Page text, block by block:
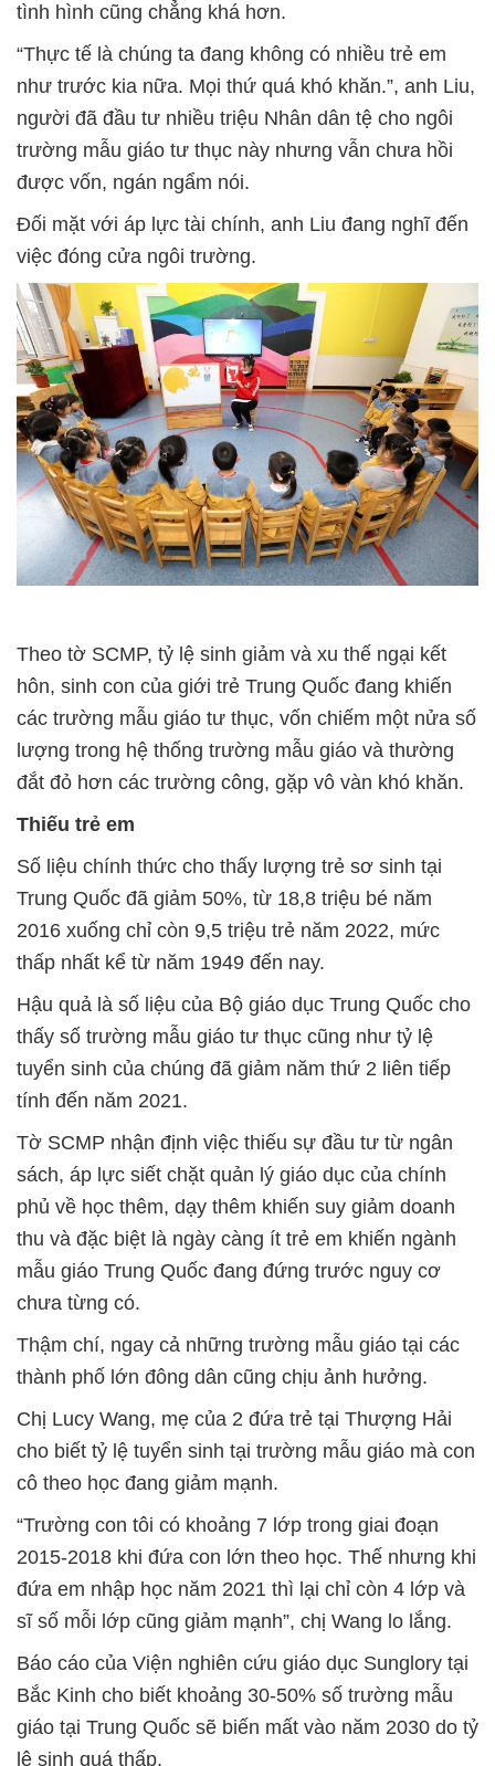
tình hình cũng chẳng khá hơn.
“Thực tế là chúng ta đang không có nhiều trẻ em
như trước kia nữa. Mọi thứ quá khó khăn.”, anh Liu,
người đã đầu tư nhiều triệu Nhân dân tệ cho ngôi
trường mẫu giáo tư thục này nhưng vẫn chưa hồi
được vốn, ngán ngẩm nói.
Đối mặt với áp lực tài chính, anh Liu đang nghĩ đến
việc đóng cửa ngôi trường.
Theo tờ SCMP, tỷ lệ sinh giảm và xu thế ngại kết
hôn, sinh con của giới trẻ Trung Quốc đang khiến
các trường mẫu giáo tư thục, vốn chiếm một nửa số
lượng trong hệ thống trường mẫu giáo và thường
đắt đỏ hơn các trường công, gặp vô vàn khó khăn.
Thiếu trẻ em
Số liệu chính thức cho thấy lượng trẻ sơ sinh tại
Trung Quốc đã giảm 50%, từ 18,8 triệu bé năm
2016 xuống chỉ còn 9,5 triệu trẻ năm 2022, mức
thấp nhất kể từ năm 1949 đến nay.
Hậu quả là số liệu của Bộ giáo dục Trung Quốc cho
thấy số trường mẫu giáo tư thục cũng như tỷ lệ
tuyển sinh của chúng đã giảm năm thứ 2 liên tiếp
tính đến năm 2021.
Tờ SCMP nhận định việc thiếu sự đầu tư từ ngân
sách, áp lực siết chặt quản lý giáo dục của chính
phủ về học thêm, dạy thêm khiến suy giảm doanh
thu và đặc biệt là ngày càng ít trẻ em khiến ngành
mẫu giáo Trung Quốc đang đứng trước nguy cơ
chưa từng có.
Thậm chí, ngay cả những trường mẫu giáo tại các
thành phố lớn đông dân cũng chịu ảnh hưởng.
Chị Lucy Wang, mẹ của 2 đứa trẻ tại Thượng Hải
cho biết tỷ lệ tuyển sinh tại trường mẫu giáo mà con
cô theo học đang giảm mạnh.
“Trường con tôi có khoảng 7 lớp trong giai đoạn
2015-2018 khi đứa con lớn theo học. Thế nhưng khi
đứa em nhập học năm 2021 thì lại chỉ còn 4 lớp và
sĩ số mỗi lớp cũng giảm mạnh”, chị Wang lo lắng.
Báo cáo của Viện nghiên cứu giáo dục Sunglory tại
Bắc Kinh cho biết khoảng 30-50% số trường mẫu
giáo tại Trung Quốc sẽ biến mất vào năm 2030 do tỷ
lệ sinh quá thấp.